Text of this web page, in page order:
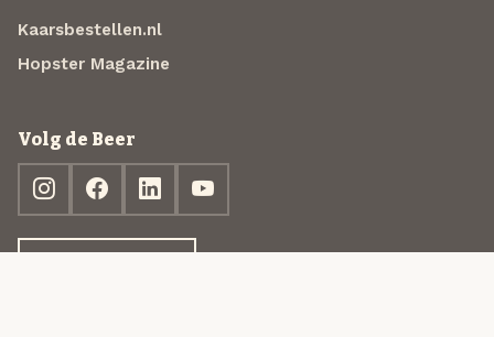
Kaarsbestellen.nl
Hopster Magazine
Volg de Beer